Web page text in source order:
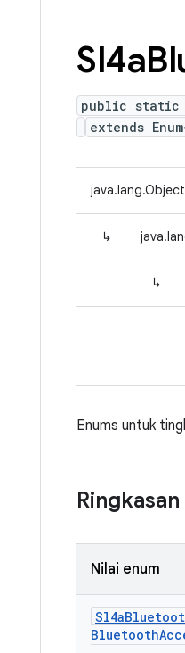
Sl4a
public static
extends
java.lang.Object
↳
↳
Enums untuk
Ringkasan
Nilai enum
Sl4a
Bluetooth